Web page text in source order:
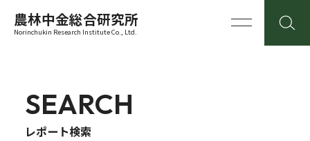
農林中金総合研究所
Norinchukin Research Institute Co., Ltd.
SEARCH
レポート検索